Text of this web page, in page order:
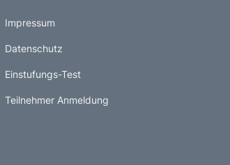
Impressum
Datenschutz
Einstufungs-Test
Teilnehmer Anmeldung